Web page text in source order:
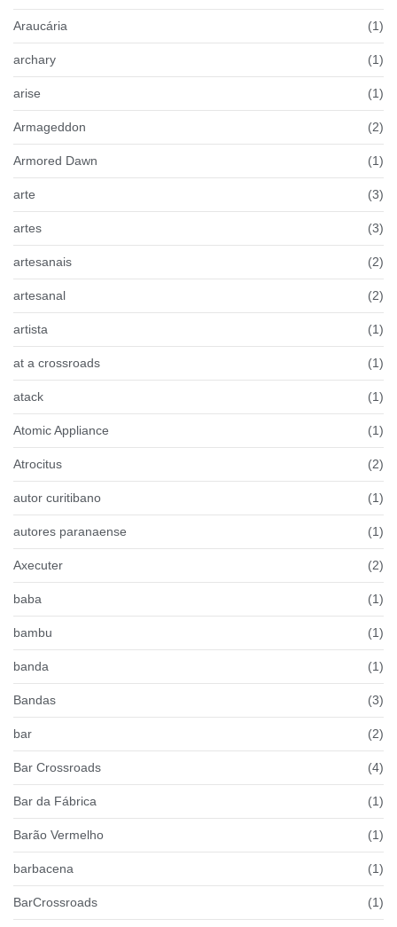
Araucária (1)
archary (1)
arise (1)
Armageddon (2)
Armored Dawn (1)
arte (3)
artes (3)
artesanais (2)
artesanal (2)
artista (1)
at a crossroads (1)
atack (1)
Atomic Appliance (1)
Atrocitus (2)
autor curitibano (1)
autores paranaense (1)
Axecuter (2)
baba (1)
bambu (1)
banda (1)
Bandas (3)
bar (2)
Bar Crossroads (4)
Bar da Fábrica (1)
Barão Vermelho (1)
barbacena (1)
BarCrossroads (1)